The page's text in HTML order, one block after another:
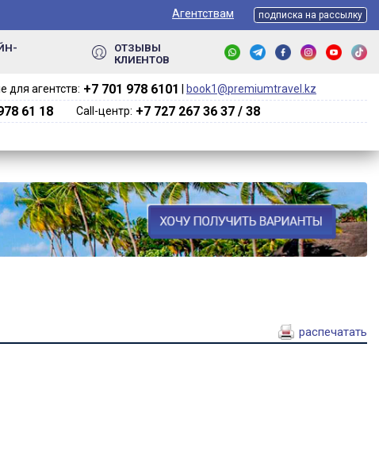
Агентствам подписка на рассылку
ОТЗЫВЫ
КЛИЕНТОВ
для агентств: +7 701 978 6101‬
book1@premiumtravel.kz
61 18 Call-центр: +7 727 267 36 37 / 38
распечатать